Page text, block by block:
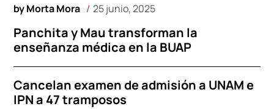
byMorta Mora 25 junio, 2025
Panchita y Mau transforman la
enseñanza médica en la BUAP
Cancelan examen de admisión a UNAM e
IPN a 47 tramposos